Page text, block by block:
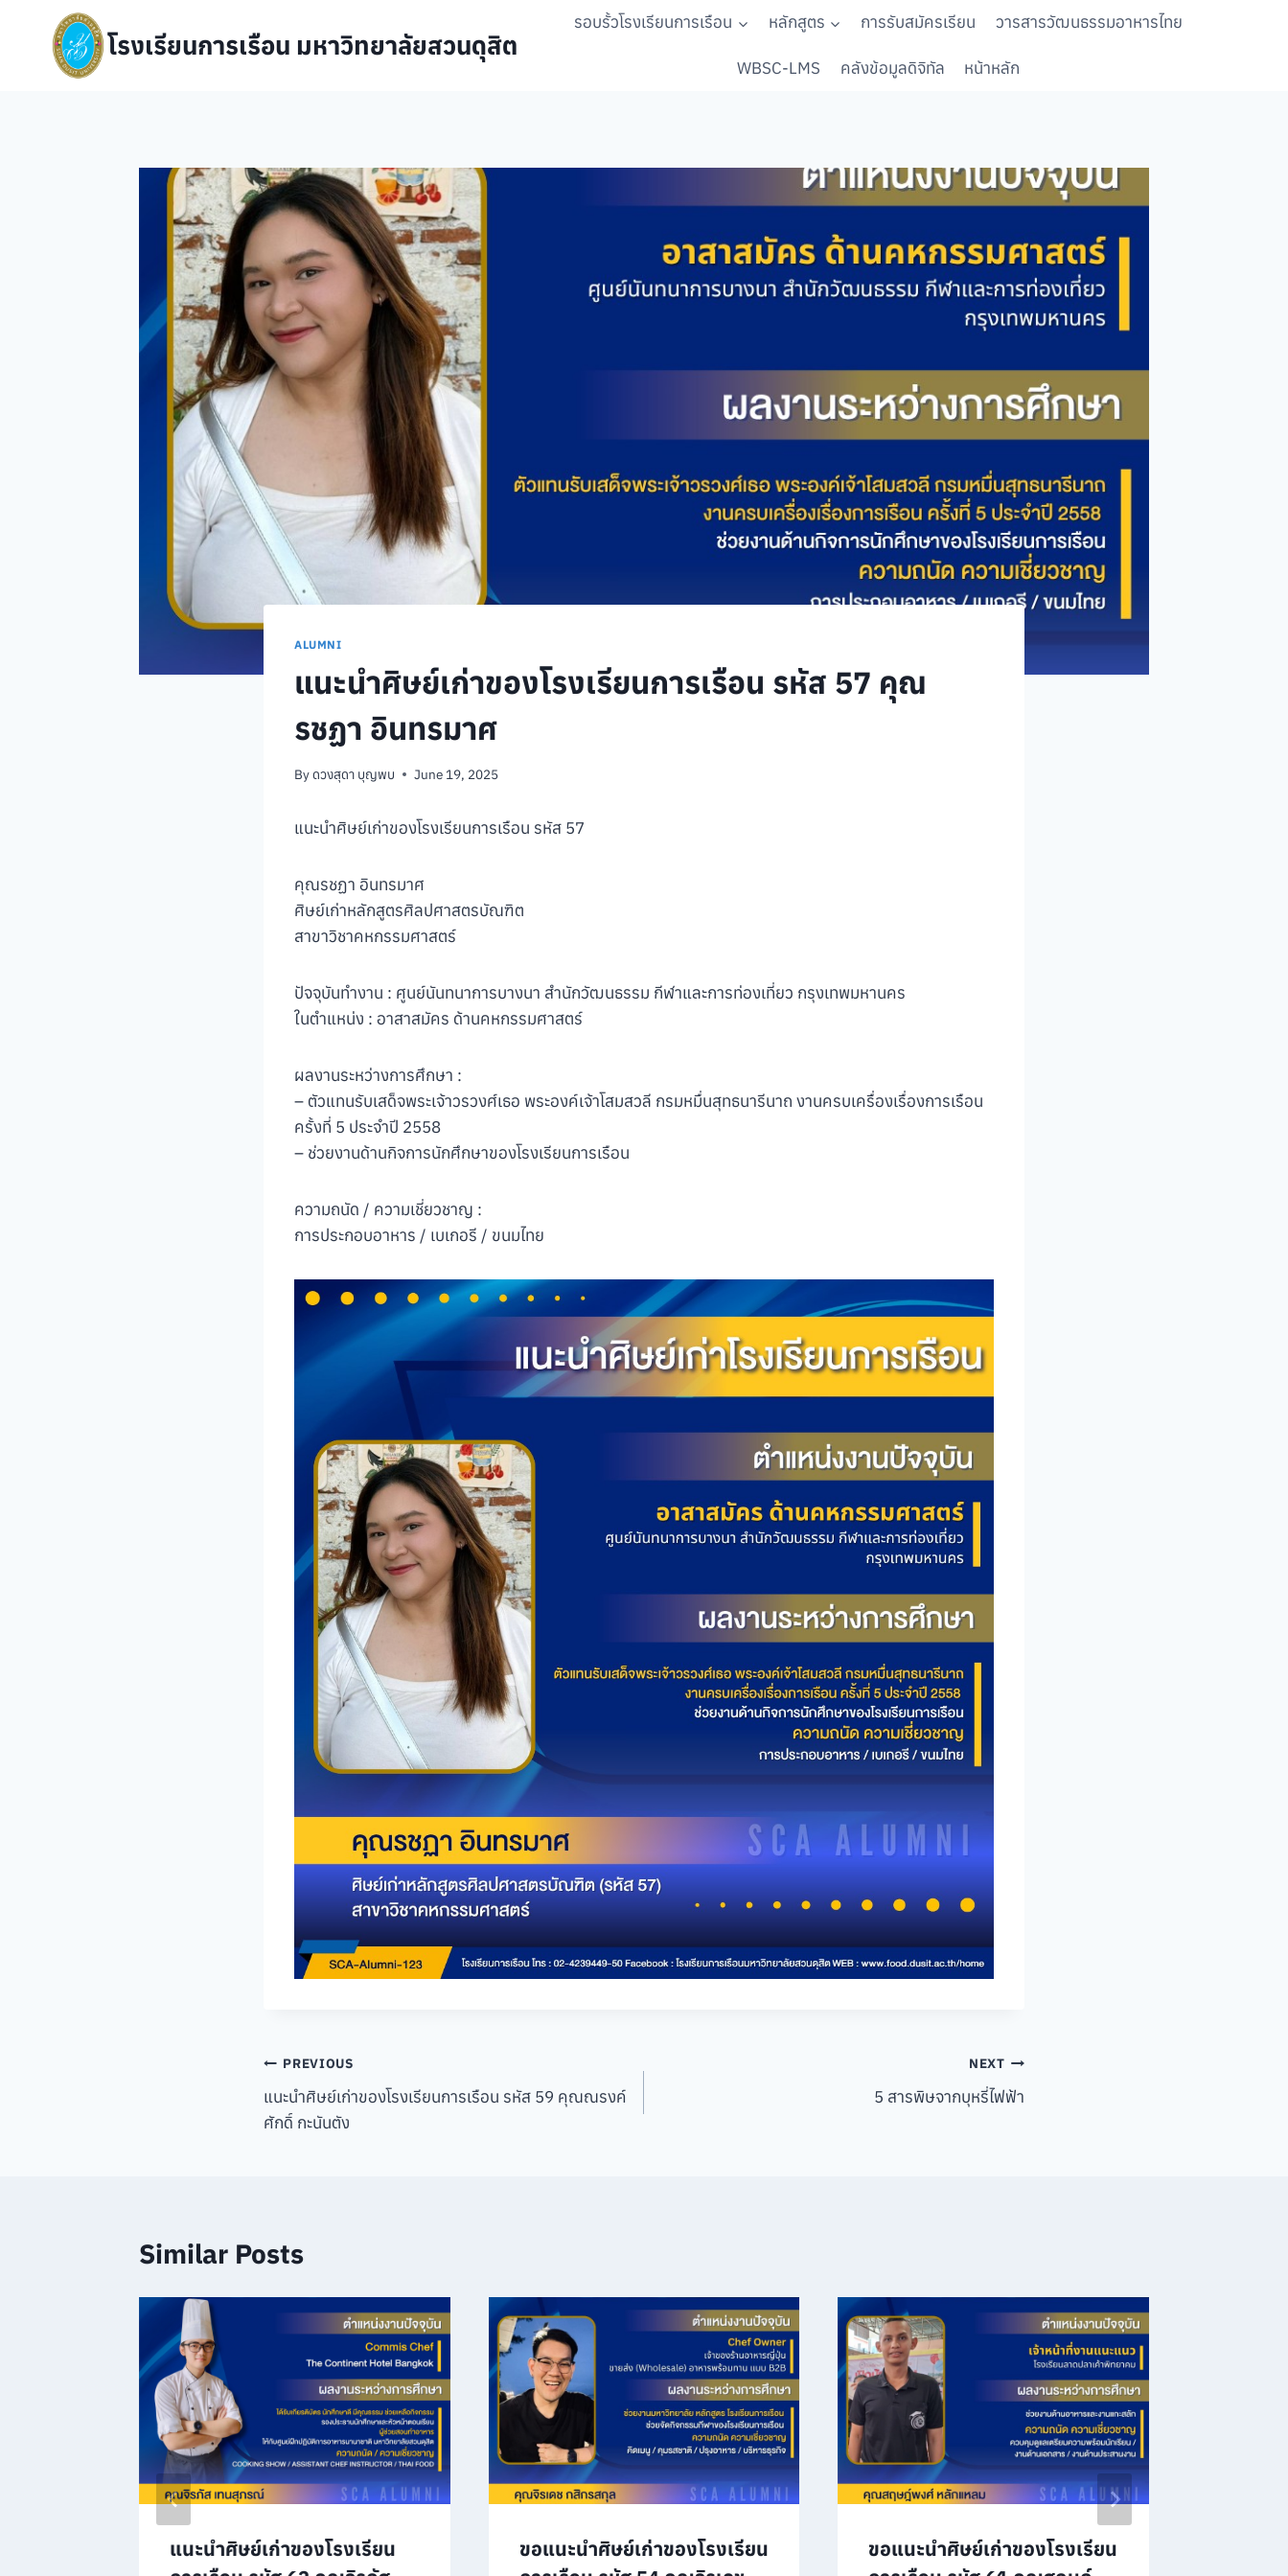
content
โรงเรียนการเรือน มหาวิทยาลัยสวนดุสิต
รอบรั้วโรงเรียนการเรือน หลักสูตร การรับสมัครเรียน วารสารวัฒนธรรมอาหารไทย
WBSC-LMS คลังข้อมูลดิจิทัล หน้าหลัก
ALUMNI
แนะนำศิษย์เก่าของโรงเรียนการเรือน รหัส 57 คุณ
รชฏา อินทรมาศ
Byดวงสุดา บุญพบ June 19, 2025
แนะนำศิษย์เก่าของโรงเรียนการเรือน รหัส 57
คุณรชฏา อินทรมาศ
ศิษย์เก่าหลักสูตรศิลปศาสตรบัณฑิต
สาขาวิชาคหกรรมศาสตร์
ปัจจุบันทำงาน : ศูนย์นันทนาการบางนา สำนักวัฒนธรรม กีฬาและการท่องเที่ยว กรุงเทพมหานคร
ในตำแหน่ง : อาสาสมัคร ด้านคหกรรมศาสตร์
ผลงานระหว่างการศึกษา :
– ตัวแทนรับเสด็จพระเจ้าวรวงศ์เธอ พระองค์เจ้าโสมสวลี กรมหมื่นสุทธนารีนาถ งานครบเครื่องเรื่องการเรือน
ครั้งที่ 5 ประจำปี 2558
– ช่วยงานด้านกิจการนักศึกษาของโรงเรียนการเรือน
ความถนัด / ความเชี่ยวชาญ :
การประกอบอาหาร / เบเกอรี / ขนมไทย
Post
navigation
PREVIOUS
แนะนำศิษย์เก่าของโรงเรียนการเรือน รหัส 59 คุณณรงค์
ศักดิ์ กะนันตัง
NEXT
5 สารพิษจากบุหรี่ไฟฟ้า
Similar Posts
แนะนำศิษย์เก่าของโรงเรียน
ขอแนะนำศิษย์เก่าของโรงเรียน
ขอแนะนำศิษย์เก่าของโรงเรียน